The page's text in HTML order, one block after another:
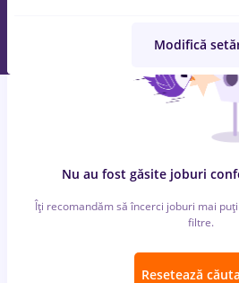
Nu au fost găsite joburi
Îți recomandăm să încerci joburi mai
filtre.
Resetează
Modifică